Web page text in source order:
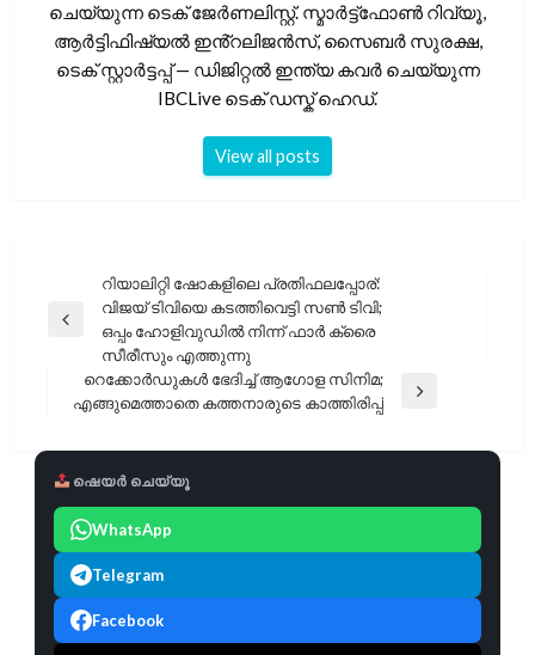
ചെയ്യുന്ന ടെക് ജേർണലിസ്റ്റ്. സ്മാർട്ട്ഫോൺ റിവ്യൂ,
ആർട്ടിഫിഷ്യൽ ഇൻ്റലിജൻസ്, സൈബർ സുരക്ഷ,
ടെക് സ്റ്റാർട്ടപ്പ് — ഡിജിറ്റൽ ഇന്ത്യ കവർ ചെയ്യുന്ന
IBCLive ടെക് ഡസ്ക് ഹെഡ്.
View all posts
പോസ്റ്റുകളിലൂടെ
Previous
റിയാലിറ്റി ഷോകളിലെ പ്രതിഫലപ്പോര്:
വിജയ് ടിവിയെ കടത്തിവെട്ടി സൺ ടിവി;
ഒപ്പം ഹോളിവുഡിൽ നിന്ന് ഫാർ ക്രൈ
സീരീസും എത്തുന്നു
Next
റെക്കോർഡുകൾ ഭേദിച്ച് ആഗോള സിനിമ;
എങ്ങുമെത്താതെ കത്തനാരുടെ കാത്തിരിപ്പ്
ഷെയർ ചെയ്യൂ
WhatsApp
Telegram
Facebook